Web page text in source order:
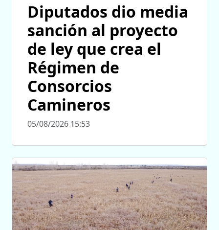
Diputados dio media
sanción al proyecto
de ley que crea el
Régimen de
Consorcios
Camineros
05/08/2026 15:53